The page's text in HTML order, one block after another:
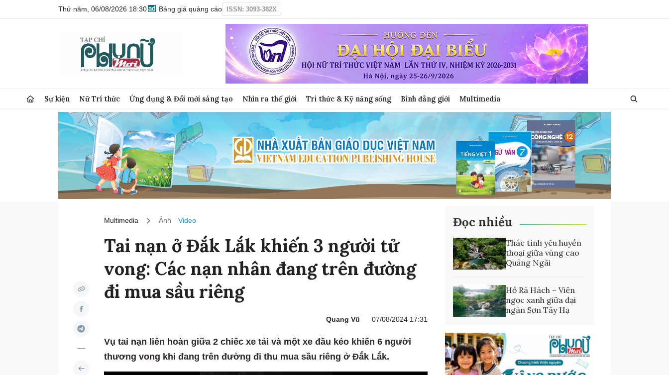
Thứ năm, 06/08/2026 18:30 Bảng giá quảng cáo ISSN: 3093-382X
Sự kiện Nữ Trí thức Ứng dụng & Đổi mới sáng tạo Nhìn ra thế giới Tri thức & Kỹ năng sống Bình đẳng giới Multimedia
Multimedia Ảnh Video
Tai nạn ở Đắk Lắk khiến 3 người tử
vong: Các nạn nhân đang trên đường
đi mua sầu riêng
Quang Vũ 07/08/2024 17:31
Vụ tai nạn liên hoàn giữa 2 chiếc xe tải và một xe đầu kéo khiến 6 người
thương vong khi đang trên đường đi thu mua sầu riêng ở Đắk Lắk.
Đọc nhiều
Thác tình yêu huyền
thoại giữa vùng cao
Quảng Ngãi
Hồ Rà Hách – Viên
ngọc xanh giữa đại
ngàn Sơn Tây Hạ